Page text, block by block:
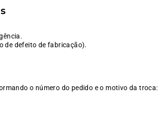
de defeito de fabricação).
o número do pedido e o motivo da troca: